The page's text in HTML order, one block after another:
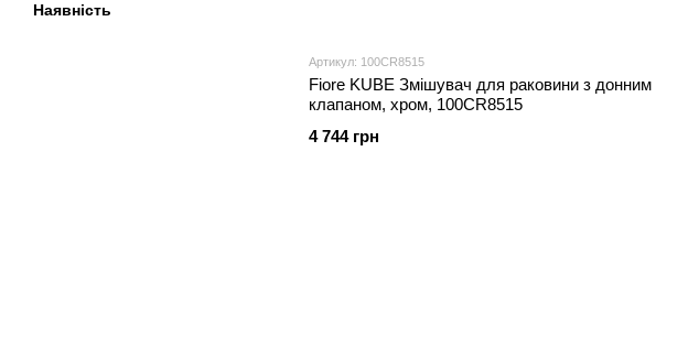
Артикул: 100CR8515
Fiore KUBE Змішувач для раковини з донним
клапаном, хром, 100CR8515
4 744 грн
Наявність